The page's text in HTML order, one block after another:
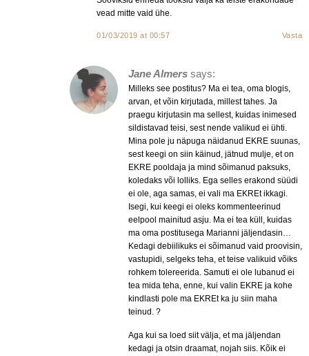
vead mitte vaid ühe.
01/03/2019 at 00:57 Vasta
Jane Almers says:
Milleks see postitus? Ma ei tea, oma blogis,
arvan, et võin kirjutada, millest tahes. Ja
praegu kirjutasin ma sellest, kuidas inimesed
sildistavad teisi, sest nende valikud ei ühti.
Mina pole ju näpuga näidanud EKRE suunas,
sest keegi on siin käinud, jätnud mulje, et on
EKRE pooldaja ja mind sõimanud paksuks,
koledaks või lolliks. Ega selles erakond süüdi
ei ole, aga samas, ei vali ma EKREt ikkagi.
Isegi, kui keegi ei oleks kommenteerinud
eelpool mainitud asju. Ma ei tea küll, kuidas
ma oma postitusega Marianni jäljendasin…
Kedagi debiilikuks ei sõimanud vaid proovisin,
vastupidi, selgeks teha, et teise valikuid võiks
rohkem tolereerida. Samuti ei ole lubanud ei
tea mida teha, enne, kui valin EKRE ja kohe
kindlasti pole ma EKREt ka ju siin maha
teinud. ?
Aga kui sa loed siit välja, et ma jäljendan
kedagi ja otsin draamat, nojah siis. Kõik ei